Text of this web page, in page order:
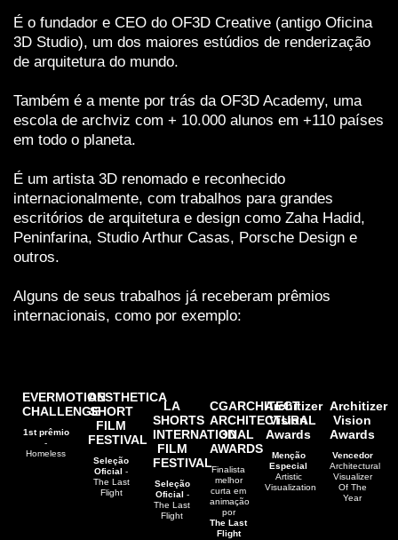
É o fundador e CEO do OF3D Creative (antigo Oficina
3D Studio), um dos maiores estúdios de renderização
de arquitetura do mundo.
Também é a mente por trás da OF3D Academy, uma
escola de archviz com + 10.000 alunos em +110 países
em todo o planeta.
É um artista 3D renomado e reconhecido
internacionalmente, com trabalhos para grandes
escritórios de arquitetura e design como Zaha Hadid,
Peninfarina, Studio Arthur Casas, Porsche Design e
outros.
Alguns de seus trabalhos já receberam prêmios
internacionais, como por exemplo:
EVERMOTION
CHALLENGE
1st prêmio
-
Homeless
AESTHETICA
SHORT
FILM
FESTIVAL
Seleção
Oficial -
The Last
Flight
LA
SHORTS
INTERNATIONAL
FILM
FESTIVAL
Seleção
Oficial -
The Last
Flight
CGARCHITECT
ARCHITECTURAL
3D
AWARDS
Finalista
melhor
curta em
animação
por
The Last
Flight
Architizer
Vision
Awards
Menção
Especial
Artistic
Visualization
Architizer
Vision
Awards
Vencedor
Architectural
Visualizer
Of The
Year